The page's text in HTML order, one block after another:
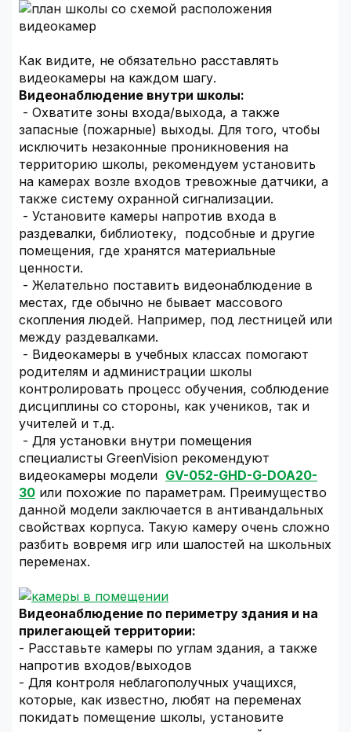
Как видите, не обязательно расставлять
видеокамеры на каждом шагу.
Видеонаблюдение внутри школы:
- Охватите зоны входа/выхода, а также
запасные (пожарные) выходы. Для того, чтобы
исключить незаконные проникновения на
территорию школы, рекомендуем установить
на камерах возле входов тревожные датчики, а
также систему охранной сигнализации.
- Установите камеры напротив входа в
раздевалки, библиотеку, подсобные и другие
помещения, где хранятся материальные
ценности.
- Желательно поставить видеонаблюдение в
местах, где обычно не бывает массового
скопления людей. Например, под лестницей или
между раздевалками.
- Видеокамеры в учебных классах помогают
родителям и администрации школы
контролировать процесс обучения, соблюдение
дисциплины со стороны, как учеников, так и
учителей и т.д.
- Для установки внутри помещения
специалисты GreenVision рекомендуют
видеокамеры модели GV-052-GHD-G-DOA20-
30 или похожие по параметрам. Преимущество
данной модели заключается в антивандальных
свойствах корпуса. Такую камеру очень сложно
разбить вовремя игр или шалостей на школьных
переменах.
Видеонаблюдение по периметру здания и на
прилегающей территории:
- Расставьте камеры по углам здания, а также
напротив входов/выходов
- Для контроля неблагополучных учащихся,
которые, как известно, любят на переменах
покидать помещение школы, установите